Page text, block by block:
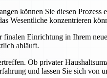
können Sie diesen Prozess
Wesentliche konzentrieren
Einrichtung in Ihrem
abläuft.
Ob privater
und lassen Sie sich von